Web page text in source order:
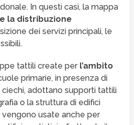
In questi casi, la mappa
la distribuzione
dei servizi principali, le
tattili create per l’ambito
primarie, in presenza di
adottano supporti tattili
o la struttura di edifici
vengono usate anche per